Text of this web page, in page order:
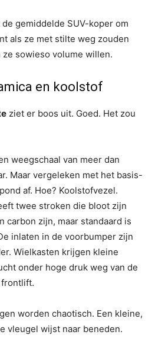
gemiddelde SUV-koper om
als ze met stilte weg zouden
sowieso volume willen.
en koolstof
ziet er boos uit. Goed. Het zou
weegschaal van meer dan
Maar vergeleken met het basis-
af. Hoe? Koolstofvezel.
twee stroken die bloot zijn
carbon zijn, maar standaard is
inlaten in de voorbumper zijn
Wielkasten krijgen kleine
onder hoge druk weg van de
worden chaotisch. Een kleine,
vleugel wijst naar beneden.